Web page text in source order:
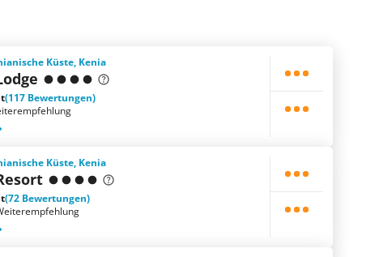
Küste, Kenia
(117 Bewertungen)
Küste, Kenia
(72 Bewertungen)